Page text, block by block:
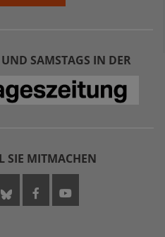
SAMSTAGS IN DER
SIE MITMACHEN